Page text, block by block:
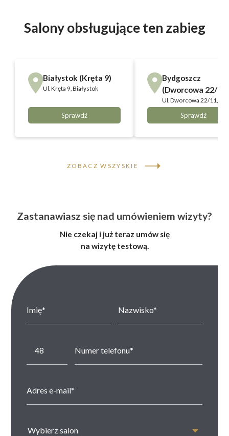
Salony obsługujące ten zabieg
Białystok (Kręta 9)
Ul. Kręta 9, Białystok
Sprawdź
Bydgoszcz
(Dworcowa 22/11)
Ul. Dworcowa 22/11,
Bydgoszcz
Sprawdź
ZOBACZ WSZYSKIE
Zastanawiasz się nad umówieniem wizyty?
Nie czekaj i już teraz umów się
na wizytę testową.
Wybierz salon